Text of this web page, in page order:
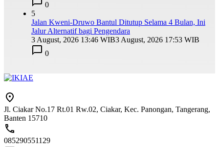
0
5
Jalan Kweni-Druwo Bantul Ditutup Selama 4 Bulan, Ini
Jalur Alternatif bagi Pengendara
3 August, 2026 13:46 WIB3 August, 2026 17:53 WIB
0
Jl. Ciakar No.17 Rt.01 Rw.02, Ciakar, Kec. Panongan, Tangerang,
Banten 15710
085290551129